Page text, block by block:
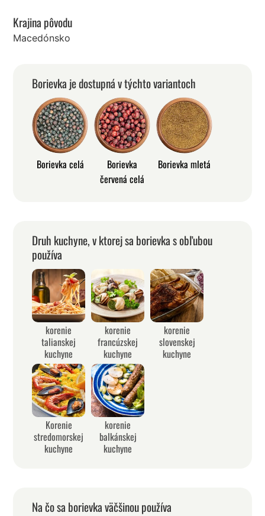
Krajina pôvodu
Macedónsko
Borievka je dostupná v týchto variantoch
Borievka celá
Borievka
červená celá
Borievka mletá
Druh kuchyne, v ktorej sa borievka s obľubou
používa
korenie
talianskej
kuchyne
korenie
francúzskej
kuchyne
korenie
slovenskej
kuchyne
Korenie
stredomorskej
kuchyne
korenie
balkánskej
kuchyne
Na čo sa borievka väčšinou používa